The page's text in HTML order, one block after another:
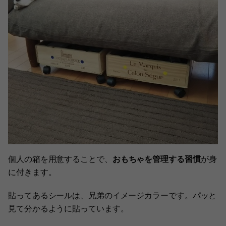
個人の箱を用意することで、 おもちゃを管理する習慣が身
に付きます。
貼ってあるシールは、兄弟のイメージカラーです。パッと
見て分かるように貼っています。